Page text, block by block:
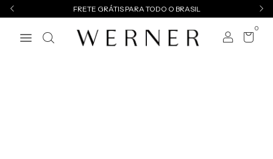
FRETE GRÁTIS PARA TODO O BRASIL
0